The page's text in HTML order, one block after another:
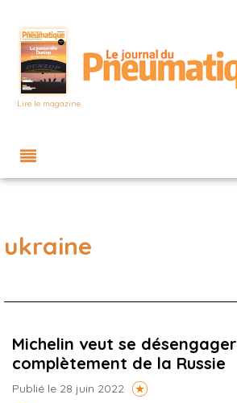
Lire le magazine
ukraine
Michelin veut se désengager
complètement de la Russie
Publié le 28 juin 2022